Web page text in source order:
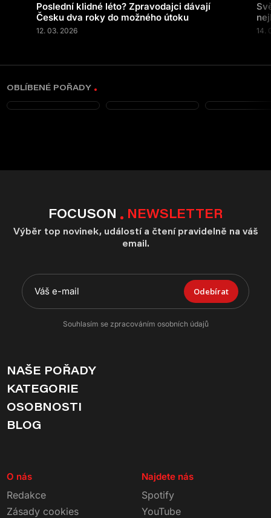
Poslední klidné léto? Zpravodajci dávají
Česku dva roky do možného útoku
12. 03. 2026 14.
OBLÍBENÉ POŘADY
FOCUSON NEWSLETTER
Výběr top novinek, událostí a čtení pravidelně na váš
email.
Odebírat
Souhlasím se zpracováním osobních údajů
NAŠE POŘADY
KATEGORIE
OSOBNOSTI
BLOG
O nás
Redakce
Zásady cookies
Najdete nás
Spotify
YouTube